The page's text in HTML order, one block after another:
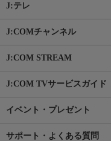
J:テレ
J:COMチャンネル
J:COM STREAM
J:COM TVサービスガイド
イベント・プレゼント
サポート・よくある質問